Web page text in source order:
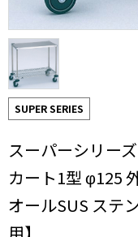
SUPER SERIES
スーパーシリー
カート1型 φ125
オールSUS ステ